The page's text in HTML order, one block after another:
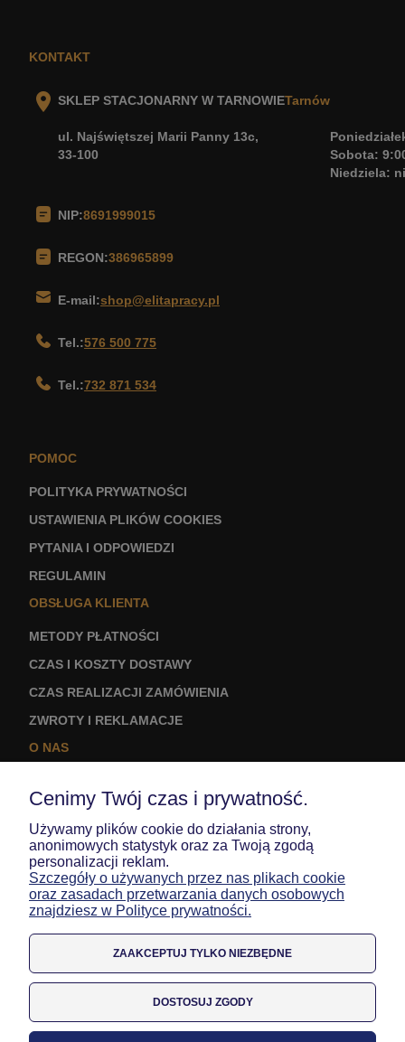
KONTAKT
SKLEP STACJONARNY W TARNOWIE
ul. Najświętszej Marii Panny 13c,
33-100
Tarnów
Sobota:
Niedziela:
NIP:8691999015
REGON:386965899
E-mail:shop@elitapracy.pl
Tel.:576 500 775
Tel.:732 871 534
POMOC
POLITYKA PRYWATNOŚCI
USTAWIENIA PLIKÓW COOKIES
PYTANIA I ODPOWIEDZI
REGULAMIN
OBSŁUGA KLIENTA
METODY PŁATNOŚCI
CZAS I KOSZTY DOSTAWY
CZAS REALIZACJI ZAMÓWIENIA
ZWROTY I REKLAMACJE
O NAS
LOGO NA ODZIEŻ
MOJE KONTO
TWOJE ZAMÓWIENIA
USTAWIENIA KONTA
Cenimy Twój czas i prywatność.
Używamy plików cookie do działania strony,
anonimowych statystyk oraz za Twoją zgodą
personalizacji reklam.
Szczegóły o używanych przez nas plikach cookie
oraz zasadach przetwarzania danych osobowych
znajdziesz w Polityce prywatności.
ZAAKCEPTUJ TYLKO NIEZBĘDNE
DOSTOSUJ ZGODY